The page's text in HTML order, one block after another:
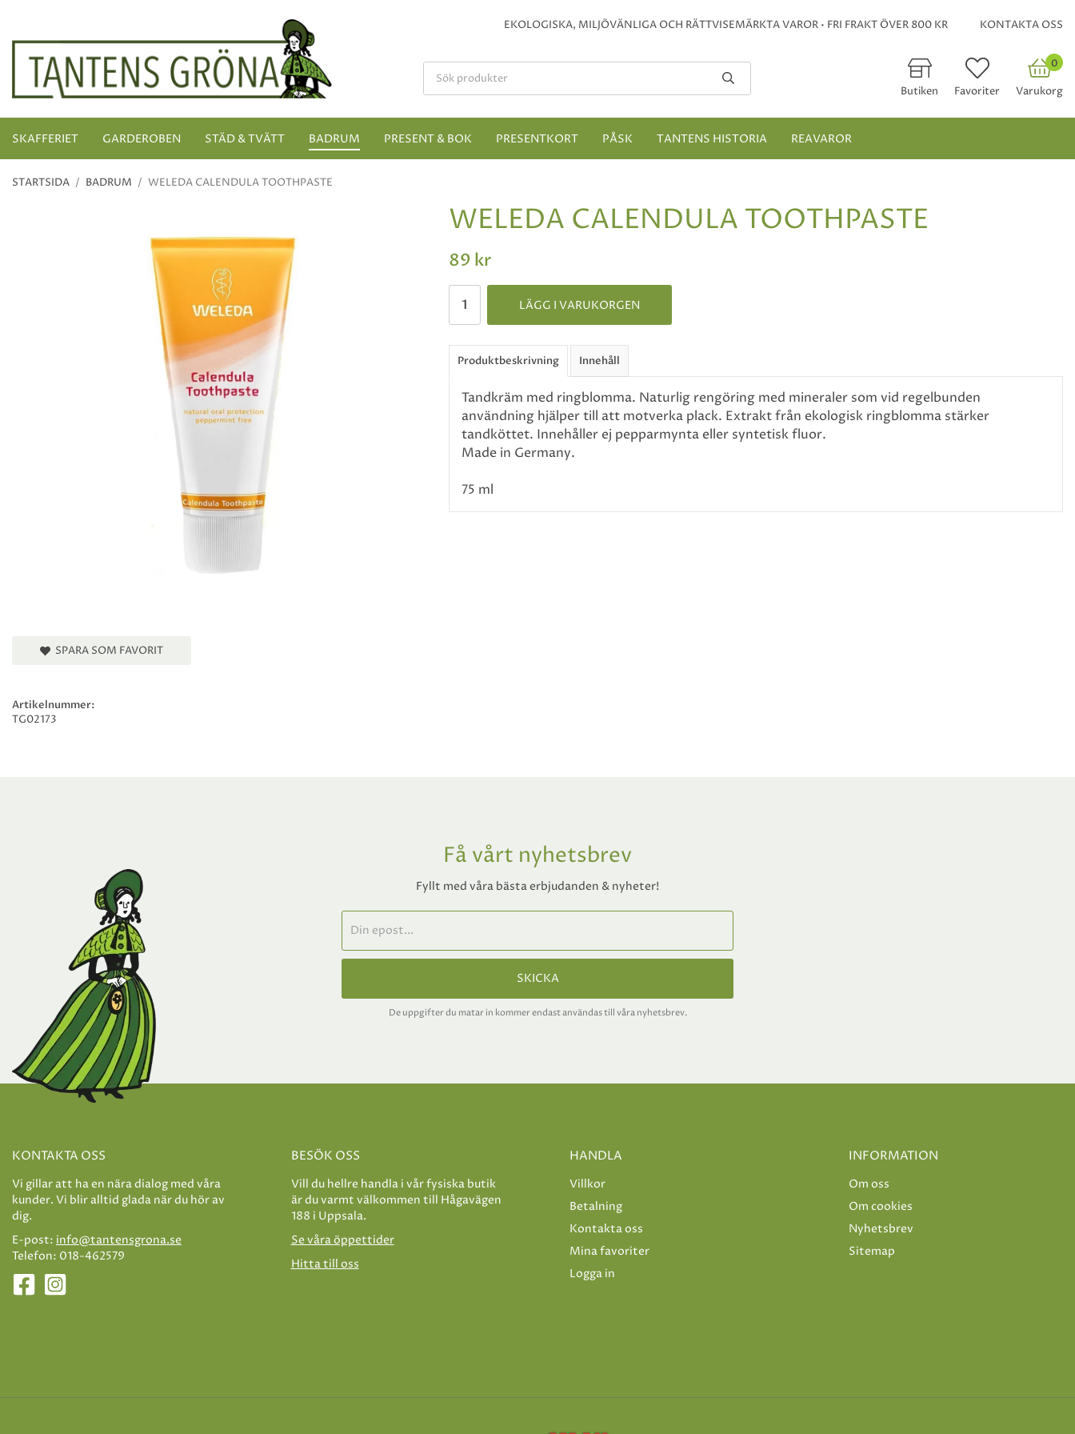
EKOLOGISKA, MILJÖVÄNLIGA OCH RÄTTVISEMÄRKTA VAROR • FRI FRAKT ÖVER 800 KR KONTAKTA OSS
Butiken Favoriter
0
Varukorg
SKAFFERIET GARDEROBEN STÄD & TVÄTT BADRUM PRESENT & BOK PRESENTKORT PÅSK TANTENS HISTORIA REAVAROR
STARTSIDA / BADRUM / WELEDA CALENDULA TOOTHPASTE
WELEDA CALENDULA TOOTHPASTE
89 kr
LÄGG I VARUKORGEN
Produktbeskrivning Innehåll
Tandkräm med ringblomma. Naturlig rengöring med mineraler som vid regelbunden
användning hjälper till att motverka plack. Extrakt från ekologisk ringblomma stärker
tandköttet. Innehåller ej pepparmynta eller syntetisk fluor.
Made in Germany.
75 ml
SPARA SOM FAVORIT
Artikelnummer:
TG02173
Få vårt nyhetsbrev
Fyllt med våra bästa erbjudanden & nyheter!
SKICKA
De uppgifter du matar in kommer endast användas till våra nyhetsbrev.
KONTAKTA OSS
Vi gillar att ha en nära dialog med våra
kunder. Vi blir alltid glada när du hör av
dig.
E-post: info@tantensgrona.se
Telefon: 018-462579
BESÖK OSS
Vill du hellre handla i vår fysiska butik
är du varmt välkommen till Hågavägen
188 i Uppsala.
Se våra öppettider
Hitta till oss
HANDLA
Villkor
Betalning
Kontakta oss
Mina favoriter
Logga in
INFORMATION
Om oss
Om cookies
Nyhetsbrev
Sitemap